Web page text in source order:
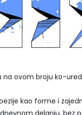
na ovom broju ko-
kao forme i
delanju, bez